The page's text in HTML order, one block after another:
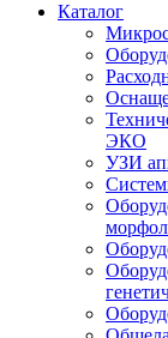
Каталог
ЭКО
УЗИ